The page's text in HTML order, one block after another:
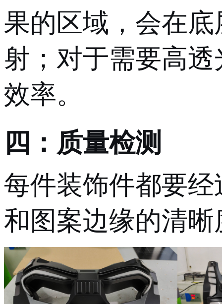
果的区域，会在
射；对于需要高
效率。
四：质量检测
每件装饰件都要
和图案边缘的清晰